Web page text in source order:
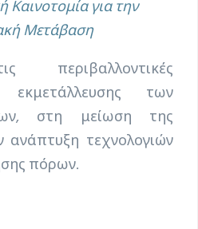
Καινοτομία για την
Μετάβαση
περιβαλλοντικές
των
στη μείωση της
τεχνολογιών
πόρων.